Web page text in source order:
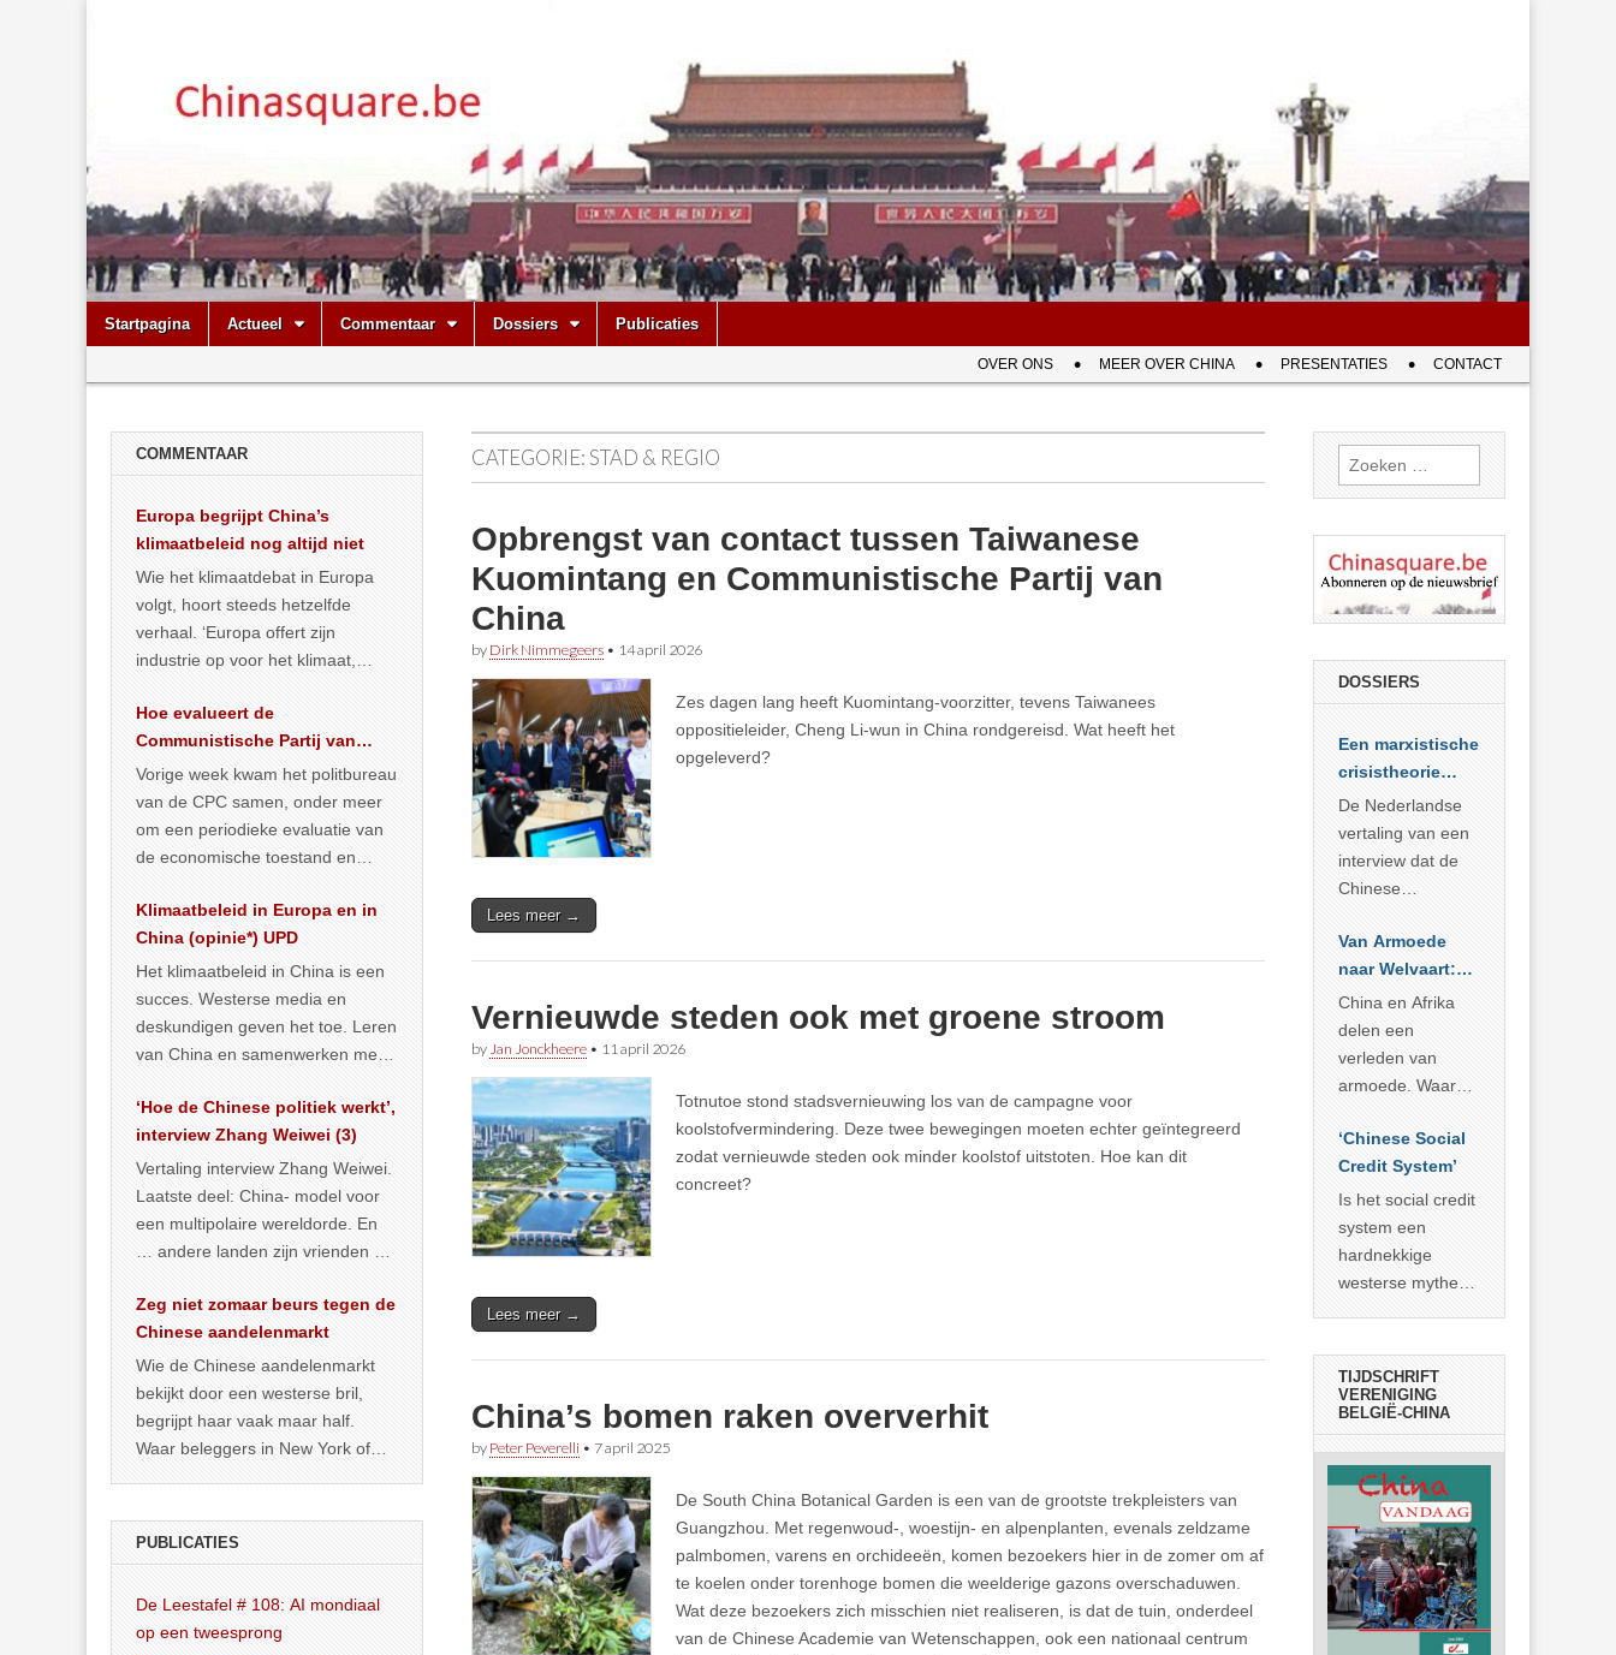
Chinasquare.be
Main
menu
Skip
Startpagina Actueel Commentaar Dossiers Publicaties
menu
OVER ONS MEER OVER CHINA PRESENTATIES CONTACT
CATEGORIE:STAD & REGIO
Opbrengst van contact tussen Taiwanese
Kuomintang en Communistische Partij van
China
by Dirk Nimmegeers • 14 april 2026
Zes dagen lang heeft Kuomintang-voorzitter, tevens Taiwanees
oppositieleider, Cheng Li-wun in China rondgereisd. Wat heeft het
opgeleverd?
Lees meer →
Vernieuwde steden ook met groene stroom
by Jan Jonckheere • 11 april 2026
Totnutoe stond stadsvernieuwing los van de campagne voor
koolstofvermindering. Deze twee bewegingen moeten echter geïntegreerd
zodat vernieuwde steden ook minder koolstof uitstoten. Hoe kan dit
concreet?
Lees meer →
China’s bomen raken oververhit
by Peter Peverelli • 7 april 2025
De South China Botanical Garden is een van de grootste trekpleisters van
Guangzhou. Met regenwoud-, woestijn- en alpenplanten, evenals zeldzame
palmbomen, varens en orchideeën, komen bezoekers hier in de zomer om af
te koelen onder torenhoge bomen die weelderige gazons overschaduwen.
Wat deze bezoekers zich misschien niet realiseren, is dat de tuin, onderdeel
van de Chinese Academie van Wetenschappen, ook een nationaal centrum
COMMENTAAR
Europa begrijpt China’s
klimaatbeleid nog altijd niet
Wie het klimaatdebat in Europa
volgt, hoort steeds hetzelfde
verhaal. ‘Europa offert zijn
industrie op voor het klimaat,
vergroening… >> lees meer
Hoe evalueert de
Communistische Partij van
China de economische
situatie?
Vorige week kwam het politbureau
van de CPC samen, onder meer
om een periodieke evaluatie van
de economische toestand en
publiceerden… >> lees meer
Klimaatbeleid in Europa en in
China (opinie*) UPD
Het klimaatbeleid in China is een
succes. Westerse media en
deskundigen geven het toe. Leren
van China en samenwerken met
… >> lees meer
‘Hoe de Chinese politiek werkt’,
interview Zhang Weiwei (3)
Vertaling interview Zhang Weiwei.
Laatste deel: China- model voor
een multipolaire wereldorde. En
… andere landen zijn vrienden of
Zeg niet zomaar beurs tegen de
Chinese aandelenmarkt
Wie de Chinese aandelenmarkt
bekijkt door een westerse bril,
begrijpt haar vaak maar half.
Waar beleggers in New York of
PUBLICATIES
De Leestafel # 108: AI mondiaal
op een tweesprong
Zoeken
naar:
DOSSIERS
Een marxistische
crisistheorie
voor vandaag
De Nederlandse
vertaling van een
interview dat de
Chinese
Sociale
Wetenschappen
afnam van de
Britse
marxistische
econoom Michael
zien dat
… >> lees meer
Van Armoede
naar Welvaart:
Wat Afrika kan
leren van
China’s
economisch
China en Afrika
delen een
verleden van
armoede. Waar
voorbije veertig
jaar in slaagde
meer dan 800
miljoen mensen
uit de armoede
… >> lees meer
‘Chinese Social
Credit System’
Is het social credit
system een
hardnekkige
westerse mythe of
TIJDSCHRIFT
VERENIGING
BELGIË-CHINA